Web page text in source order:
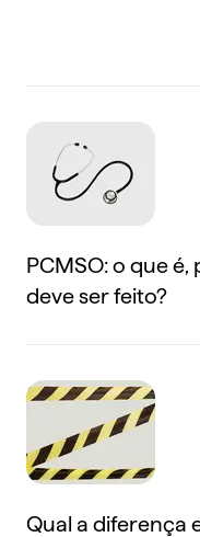
PCMSO: o que
deve ser feito?
Qual a diferença